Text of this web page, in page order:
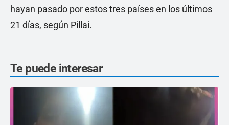
hayan pasado por estos tres países en los últimos
21 días, según Pillai.
Te puede interesar